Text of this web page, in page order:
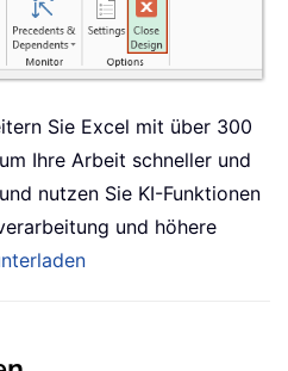
Sie Excel mit über 300
Ihre Arbeit schneller und
nutzen Sie KI-Funktionen
und höhere